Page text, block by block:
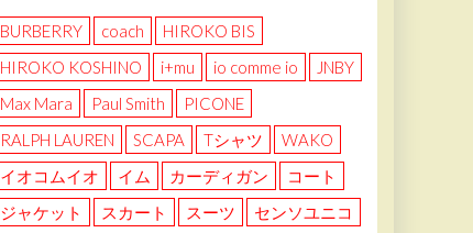
BURBERRY coach
HIROKO BIS
HIROKO KOSHINO
i+mu io comme io
JNBY
Max Mara
Paul Smith
PICONE
RALPH LAUREN
SCAPA Tシャツ
WAKO
イオコムイオ
イム カーディガン
コート
ジャケット
スカート スーツ
センソユニコ